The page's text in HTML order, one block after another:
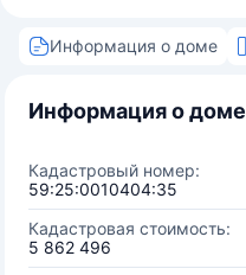
Информация о доме
Информация о доме
Кадастровый номер:
59:25:0010404:35
Кадастровая стоимость:
5 862 496